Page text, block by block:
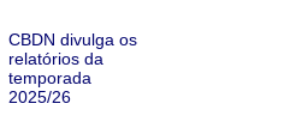
CBDN divulga os
relatórios da
temporada
2025/26